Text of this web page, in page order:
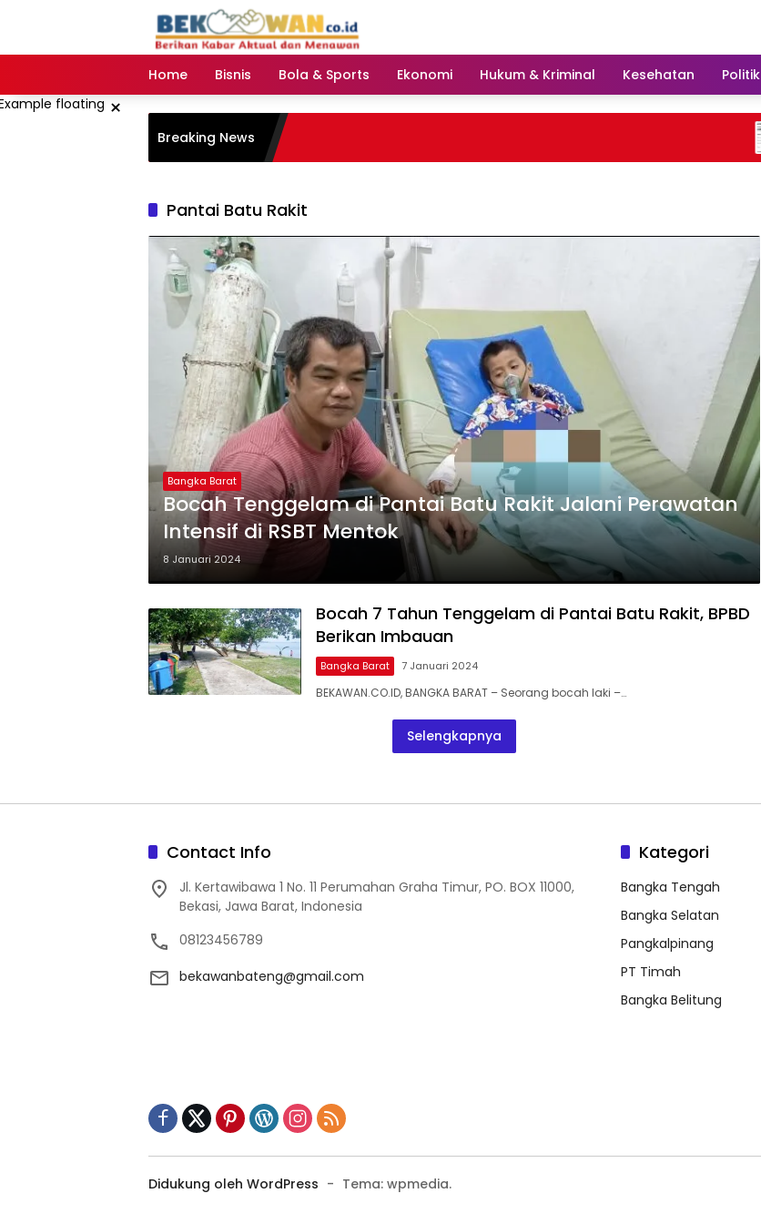
Home
Bisnis Bola & Sports Ekonomi Hukum & Kriminal Kesehatan Politik
×
Breaking News
Pantai Batu Rakit
Bangka Barat
Bocah Tenggelam di Pantai Batu Rakit Jalani Perawatan
Intensif di RSBT Mentok
8 Januari 2024
Bocah 7 Tahun Tenggelam di Pantai Batu Rakit, BPBD
Berikan Imbauan
Bangka Barat 7 Januari 2024
BEKAWAN.CO.ID, BANGKA BARAT – Seorang bocah laki –…
Selengkapnya
Contact Info
Jl. Kertawibawa 1 No. 11 Perumahan Graha Timur, PO. BOX 11000,
Bekasi, Jawa Barat, Indonesia
08123456789
bekawanbateng@gmail.com
Kategori
Bangka Tengah
Bangka Selatan
Pangkalpinang
PT Timah
Bangka Belitung
Didukung oleh WordPress - Tema: wpmedia.